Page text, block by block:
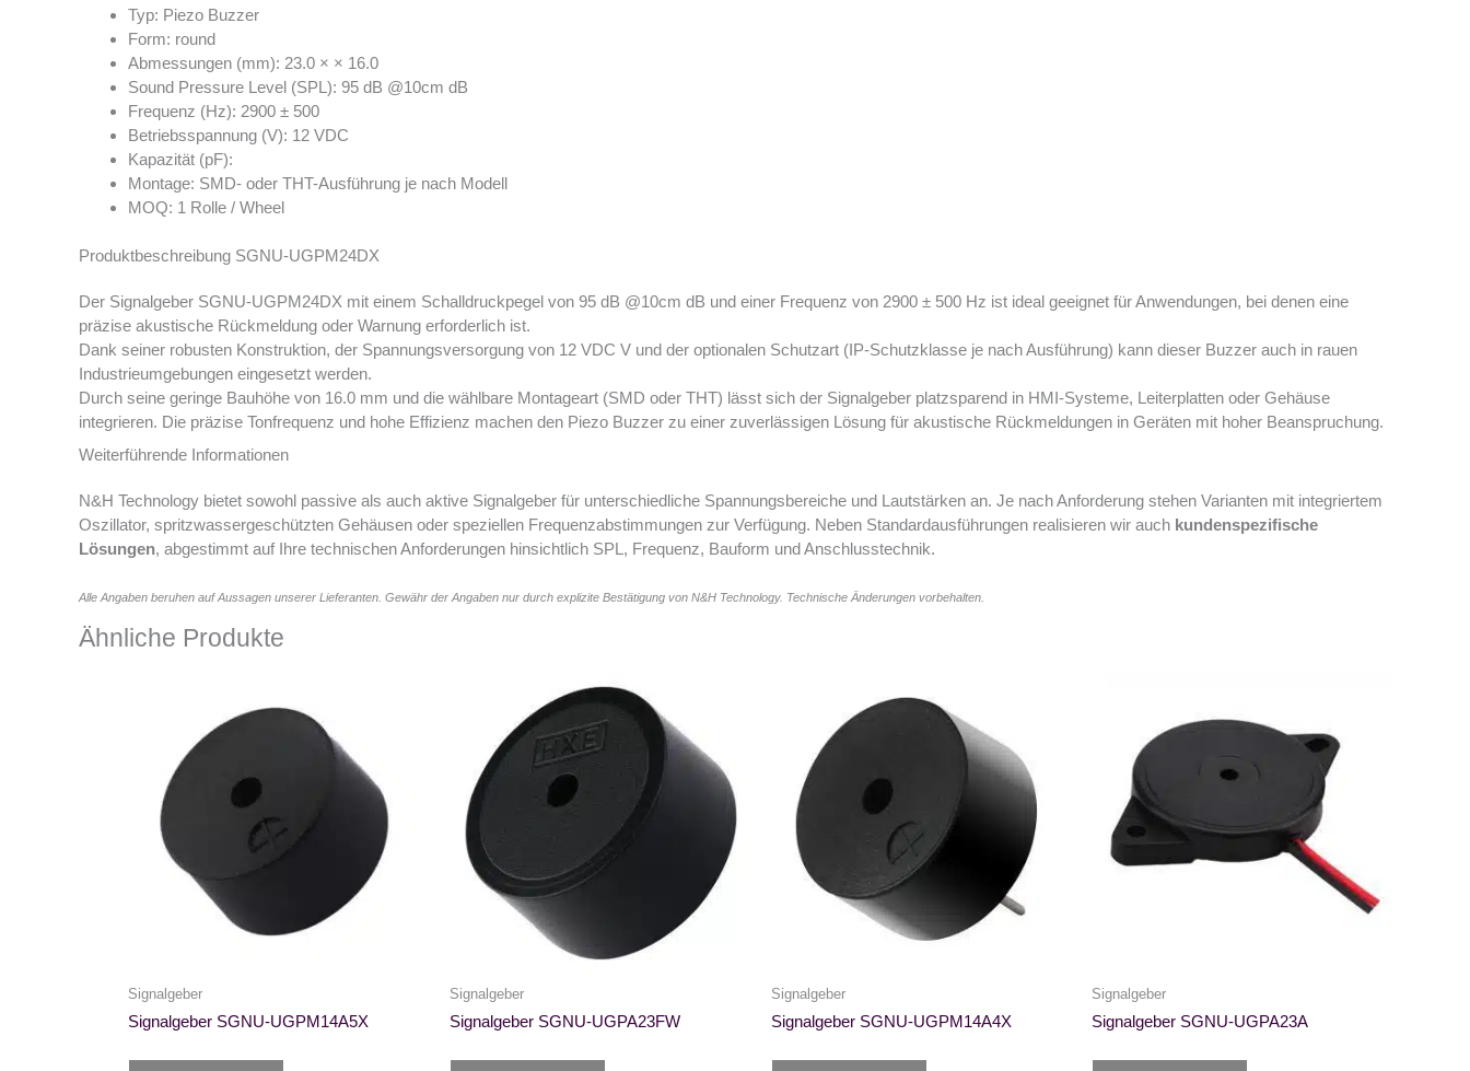
Typ: Piezo Buzzer
Form: round
Abmessungen (mm): 23.0 × × 16.0
Sound Pressure Level (SPL): 95 dB @10cm dB
Frequenz (Hz): 2900 ± 500
Betriebsspannung (V): 12 VDC
Kapazität (pF):
Montage: SMD- oder THT-Ausführung je nach Modell
MOQ: 1 Rolle / Wheel
Produktbeschreibung SGNU-UGPM24DX
Der Signalgeber SGNU-UGPM24DX mit einem Schalldruckpegel von 95 dB @10cm dB und einer Frequenz von 2900 ± 500 Hz ist ideal geeignet für Anwendungen, bei denen eine
präzise akustische Rückmeldung oder Warnung erforderlich ist.
Dank seiner robusten Konstruktion, der Spannungsversorgung von 12 VDC V und der optionalen Schutzart (IP-Schutzklasse je nach Ausführung) kann dieser Buzzer auch in rauen
Industrieumgebungen eingesetzt werden.
Durch seine geringe Bauhöhe von 16.0 mm und die wählbare Montageart (SMD oder THT) lässt sich der Signalgeber platzsparend in HMI-Systeme, Leiterplatten oder Gehäuse
integrieren. Die präzise Tonfrequenz und hohe Effizienz machen den Piezo Buzzer zu einer zuverlässigen Lösung für akustische Rückmeldungen in Geräten mit hoher Beanspruchung.
Weiterführende Informationen
N&H Technology bietet sowohl passive als auch aktive Signalgeber für unterschiedliche Spannungsbereiche und Lautstärken an. Je nach Anforderung stehen Varianten mit integriertem
Oszillator, spritzwassergeschützten Gehäusen oder speziellen Frequenzabstimmungen zur Verfügung. Neben Standardausführungen realisieren wir auch kundenspezifische
Lösungen, abgestimmt auf Ihre technischen Anforderungen hinsichtlich SPL, Frequenz, Bauform und Anschlusstechnik.
Alle Angaben beruhen auf Aussagen unserer Lieferanten. Gewähr der Angaben nur durch explizite Bestätigung von N&H Technology. Technische Änderungen vorbehalten.
Ähnliche Produkte
Signalgeber
Signalgeber SGNU-UGPM14A5X
Signalgeber
Signalgeber SGNU-UGPA23FW
Signalgeber
Signalgeber SGNU-UGPM14A4X
Signalgeber
Signalgeber SGNU-UGPA23A